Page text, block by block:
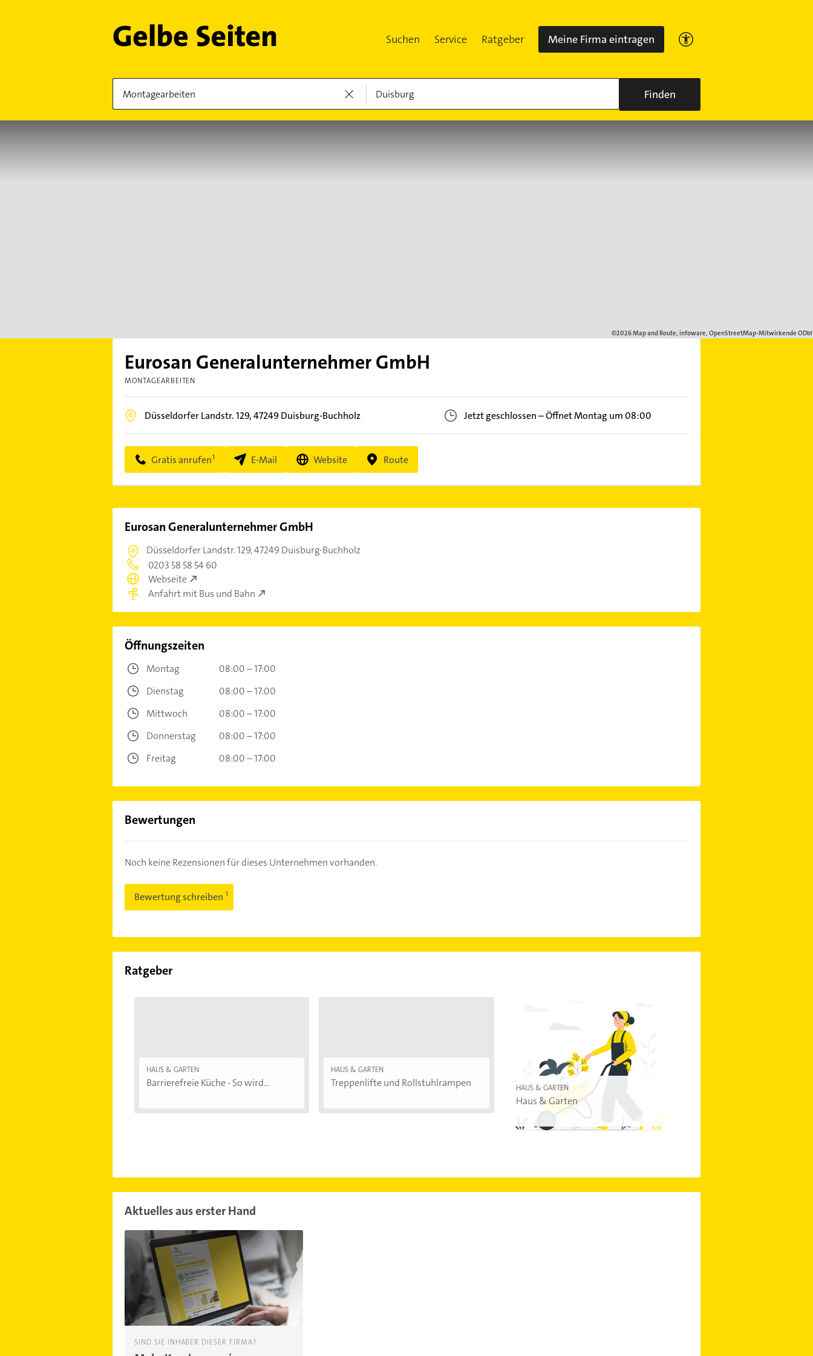
Suchen Service Ratgeber Meine Firma eintragen
Finden
Eurosan Generalunternehmer GmbH
MONTAGEARBEITEN
Düsseldorfer Landstr. 129,47249Duisburg-Buchholz Jetzt geschlossen–Öffnet Montag um 08:00
Gratis anrufen E-Mail Website Route
Eurosan Generalunternehmer GmbH
Düsseldorfer Landstr. 129,47249 Duisburg-Buchholz
0203 58 58 54 60
Webseite
Anfahrt mit Bus und Bahn
Öffnungszeiten
Montag
08:00 – 17:00
Dienstag
08:00 – 17:00
Mittwoch
08:00 – 17:00
Donnerstag
08:00 – 17:00
Freitag
08:00 – 17:00
Bewertungen
Noch keine Rezensionen für dieses Unternehmen vorhanden.
Bewertung schreiben
Ratgeber
HAUS & GARTEN
Barrierefreie Küche - So wird...
HAUS & GARTEN
Treppenlifte und Rollstuhlrampen HAUS & GARTEN
Haus & Garten
Aktuelles aus erster Hand
SIND SIE INHABER DIESER FIRMA?